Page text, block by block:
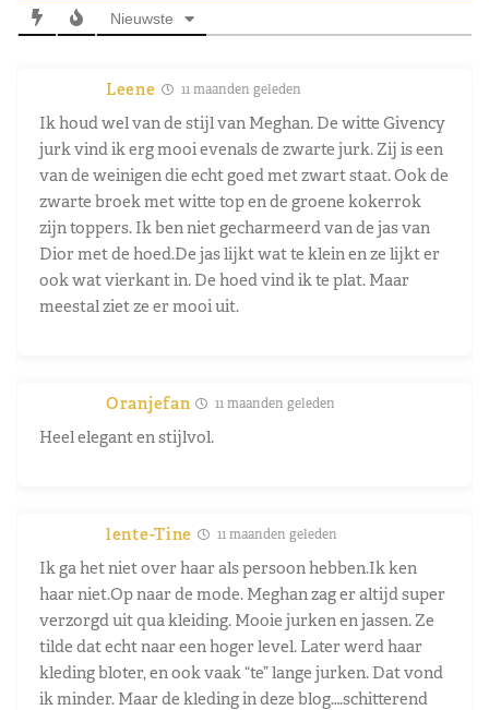
Nieuwste
Leene 11 maanden geleden
Ik houd wel van de stijl van Meghan. De witte Givency
jurk vind ik erg mooi evenals de zwarte jurk. Zij is een
van de weinigen die echt goed met zwart staat. Ook de
zwarte broek met witte top en de groene kokerrok
zijn toppers. Ik ben niet gecharmeerd van de jas van
Dior met de hoed.De jas lijkt wat te klein en ze lijkt er
ook wat vierkant in. De hoed vind ik te plat. Maar
meestal ziet ze er mooi uit.
Oranjefan 11 maanden geleden
Heel elegant en stijlvol.
lente-Tine 11 maanden geleden
Ik ga het niet over haar als persoon hebben.Ik ken
haar niet.Op naar de mode. Meghan zag er altijd super
verzorgd uit qua kleiding. Mooie jurken en jassen. Ze
tilde dat echt naar een hoger level. Later werd haar
kleding bloter, en ook vaak “te” lange jurken. Dat vond
ik minder. Maar de kleding in deze blog….schitterend